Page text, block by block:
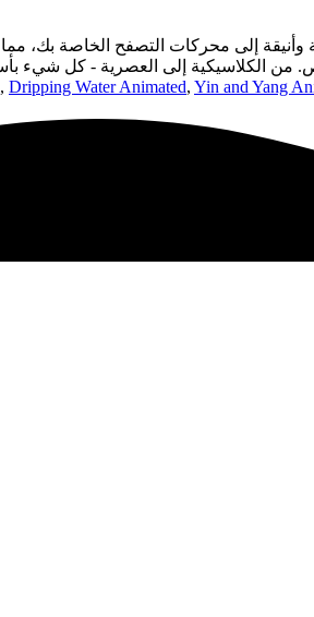
, Dripping Water Animated, Yin and Yang